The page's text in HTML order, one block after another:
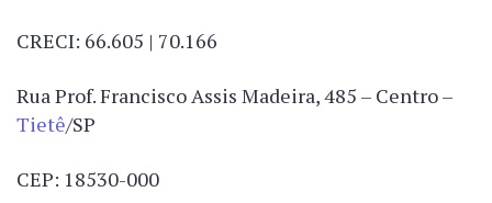
CRECI: 66.605 | 70.166
Rua Prof. Francisco Assis Madeira, 485 – Centro –
Tietê/SP
CEP: 18530-000